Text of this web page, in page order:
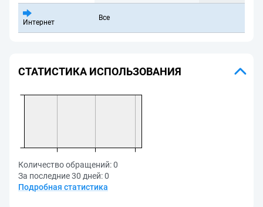
Интернет
Все
СТАТИСТИКА ИСПОЛЬЗОВАНИЯ
Количество обращений:0
За последние 30 дней:0
Подробная статистика